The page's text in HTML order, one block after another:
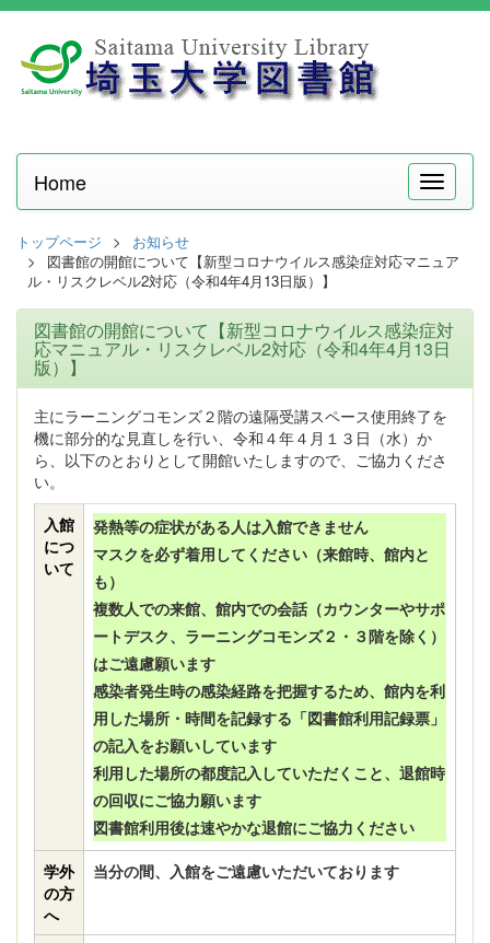
メ
ニ
Home
トップページ
お知らせ
図書館の開館について【新型コロナウイルス感染症対応マニュア
ル・リスクレベル2対応（令和4年4月13日版）】
図書館の開館について【新型コロナウイルス感染症対
応マニュアル・リスクレベル2対応（令和4年4月13日
版）】
主にラーニングコモンズ２階の遠隔受講スペース使用終了を
機に部分的な見直しを行い、令和４年４月１３日（水）か
ら、以下のとおりとして開館いたしますので、ご協力くださ
い。
入館
につ
いて
発熱等の症状がある人は入館できません
マスクを必ず着用してください（来館時、館内と
も）
複数人での来館、館内での会話（カウンターやサポ
ートデスク、ラーニングコモンズ２・３階を除く）
はご遠慮願います
感染者発生時の感染経路を把握するため、館内を利
用した場所・時間を記録する「図書館利用記録票」
の記入をお願いしています
利用した場所の都度記入していただくこと、退館時
の回収にご協力願います
図書館利用後は速やかな退館にご協力ください
学外
の方
へ
当分の間、入館をご遠慮いただいております